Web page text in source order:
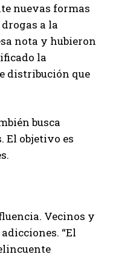
nuevas formas
a la
nota y hubieron
la
distribución que
busca
El objetivo es
Vecinos y
“El